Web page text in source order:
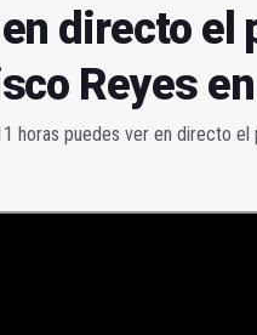
directo el
Reyes
horas puedes ver en directo